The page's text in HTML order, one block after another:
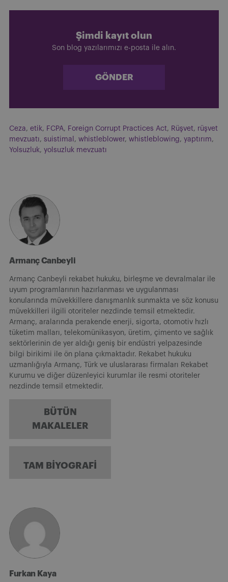
Şimdi kayıt olun
Son blog yazılarımızı e-posta ile alın.
GÖNDER
Ceza, etik, FCPA, Foreign Corrupt Practices Act, Rüşvet, rüşvet
mevzuatı, suistimal , whistleblower, whistleblowing, yaptırım,
Yolsuzluk, yolsuzluk mevzuatı
Armanç Canbeyli
Armanç Canbeyli rekabet hukuku, birleşme ve devralmalar ile
uyum programlarının hazırlanması ve uygulanması
konularında müvekkillere danışmanlık sunmakta ve söz konusu
müvekkilleri ilgili otoriteler nezdinde temsil etmektedir.
Armanç, aralarında perakende enerji, sigorta, otomotiv hızlı
tüketim malları, telekomünikasyon, üretim, çimento ve sağlık
sektörlerinin de yer aldığı geniş bir endüstri yelpazesinde
bilgi birikimi ile ön plana çıkmaktadır. Rekabet hukuku
uzmanlığıyla Armanç, Türk ve uluslararası firmaları Rekabet
Kurumu ve diğer düzenleyici kurumlar ile resmi otoriteler
nezdinde temsil etmektedir.
BÜTÜN
MAKALELER
TAM BIYOGRAFI
Furkan Kaya